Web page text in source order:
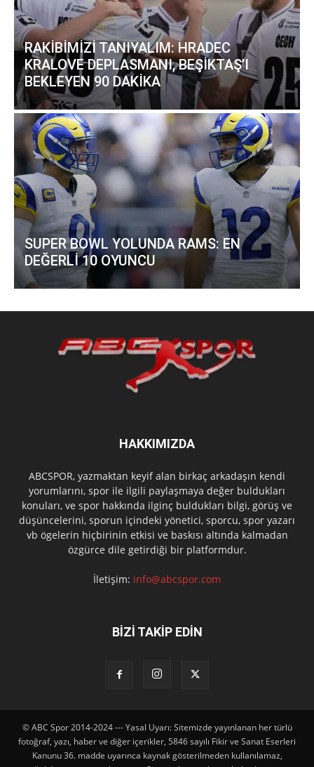
RAKİBİMİZİ TANIYALIM: HRADEC
KRALOVE DEPLASMANI, BEŞİKTAŞ’I
BEKLEYEN 90 DAKİKA
SUPER BOWL YOLUNDA RAMS: EN
DEĞERLİ 10 OYUNCU
HAKKIMIZDA
ABCSPOR, yazmaktan keyif alan birkaç arkadaşın kendi
yorumlarını, spor ile ilgili paylaşmaya değer buldukları
konuları, ve spor hakkında ilginç buldukları bilgi, görüş ve
düşüncelerini, sporun içindeki yönetici, sporcu, spor yazarı
vb ögelerin hiçbirinin etkisi ve baskısı altında kalmadan
özgürce dile getirdiği bir platformdur.
İletişim: info@abcspor.com
BİZİ TAKİP EDİN
© ABC Spor 2014-2024 --- Yasal Uyarı: Sitemizde yayınlanan her türlü
fotoğraf, yazı, haber ve diğer içerikler, 5846 sayılı Fikir ve Sanat Eserleri
Kanunu 36. madde uyarınca kaynak gösterilmeden kullanılamaz,